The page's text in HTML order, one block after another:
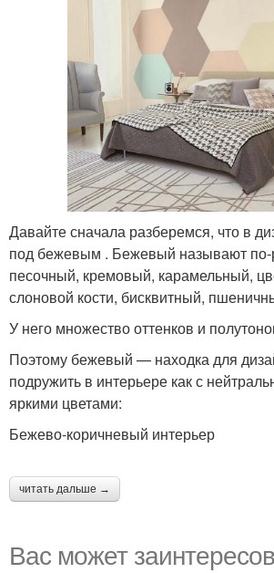
Давайте сначала разберемся, что в
под бежевым . Бежевый называют по-
песочный, кремовый, карамельный,
слоновой кости, бисквитный,
У него множество оттенков и
Поэтому бежевый — находка для
подружить в интерьере как с
яркими цветами:
Бежево-коричневый интерьер
читать дальше →
Вас может